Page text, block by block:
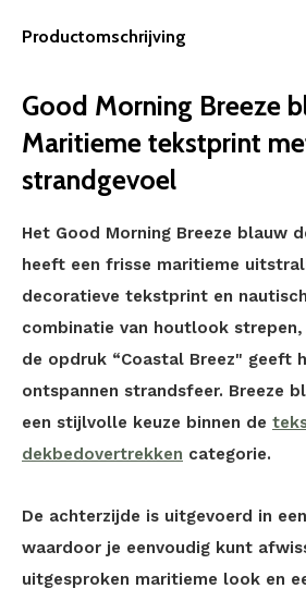
Productomschrijving
Good Morning Breeze
Maritieme tekstprint
strandgevoel
Het Good Morning Breeze blauw
heeft een frisse maritieme
decoratieve tekstprint en
combinatie van houtlook
de opdruk “Coastal Breez" geeft
ontspannen strandsfeer. Breeze
een stijlvolle keuze binnen de
dekbedovertrekken categorie.
De achterzijde is uitgevoerd in
waardoor je eenvoudig kunt
uitgesproken maritieme look en